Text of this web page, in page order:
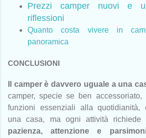
Prezzi camper nuovi e
riflessioni
Quanto costa vivere in
panoramica
CONCLUSIONI
Il camper è davvero uguale a una
camper, specie se ben
funzioni essenziali alla quotidianità,
una casa, ma ogni attività richiede
pazienza, attenzione e